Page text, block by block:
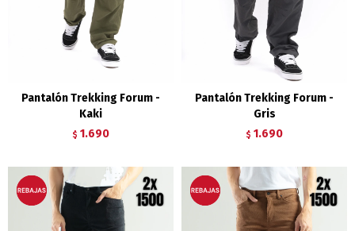
Pantalón Trekking Forum -
Kaki
$ 1.690
Pantalón Trekking Forum -
Gris
$ 1.690